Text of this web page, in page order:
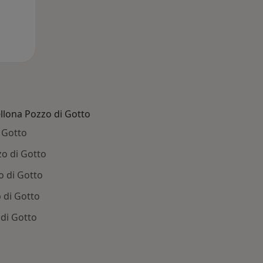
Pozzo di Gotto
di Gotto
di Gotto
di Gotto
Gotto